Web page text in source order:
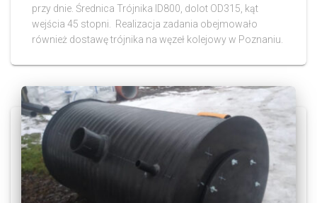
przy dnie. Średnica Trójnika ID800, dolot OD315, kąt
wejścia 45 stopni. Realizacja zadania obejmowało
również dostawę trójnika na węzeł kolejowy w Poznaniu.